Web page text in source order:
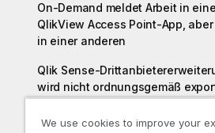
On-Demand meldet Arbeit in
QlikView Access Point-App,
in einer anderen
Qlik Sense-
wird nicht ordnungsgemäß
We use cookies to improve your